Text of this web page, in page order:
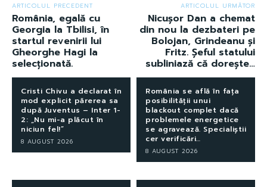
ARTICOLUL PRECEDENT
România, egală cu
Georgia la Tbilisi, în
startul revenirii lui
Gheorghe Hagi la
selecţionată.
ARTICOLUL URMĂTOR
Nicușor Dan a chemat
din nou la dezbateri pe
Bolojan, Grindeanu și
Fritz. Șeful statului
subliniază că dorește…
Cristi Chivu a declarat în
mod explicit părerea sa
după Juventus – Inter 1-
2: „Nu mi-a plăcut în
niciun fel!”
8 AUGUST 2026
România se află în fața
posibilității unui
blackout complet dacă
problemele energetice
se agravează. Specialiștii
cer verificări…
8 AUGUST 2026